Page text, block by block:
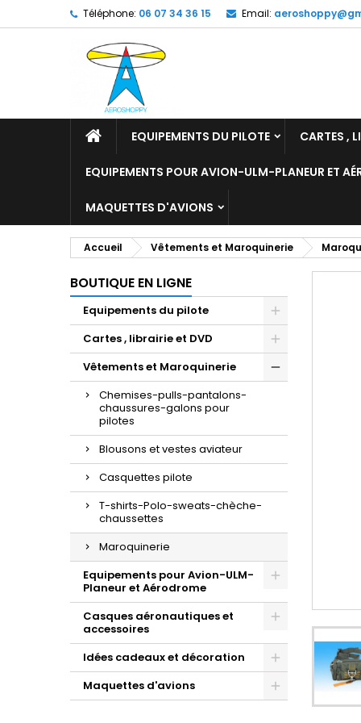
Téléphone: 06 07 34 36 15 Email:
EQUIPEMENTS DU PILOTE CARTES ,
EQUIPEMENTS POUR AVION-ULM-PLANEUR ET
MAQUETTES D'AVIONS
Accueil Vêtements et Maroquinerie
BOUTIQUE EN LIGNE
Equipements du pilote
Cartes , librairie et DVD
Vêtements et Maroquinerie
Chemises-pulls-pantalons-
chaussures-galons pour
pilotes
Blousons et vestes aviateur
Casquettes pilote
T-shirts-Polo-sweats-chèche-
chaussettes
Maroquinerie
Equipements pour Avion-ULM-
Planeur et Aérodrome
Casques aéronautiques et
accessoires
Idées cadeaux et décoration
Maquettes d'avions